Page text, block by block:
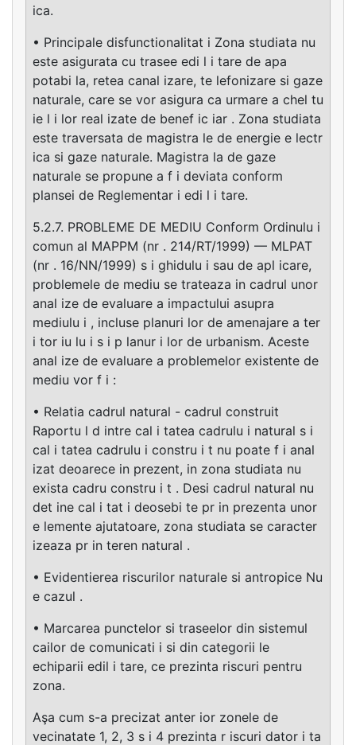
ica.
• Principale disfunctionalitat i Zona studiata nu
este asigurata cu trasee edi l i tare de apa
potabi la, retea canal izare, te lefonizare si gaze
naturale, care se vor asigura ca urmare a chel tu
ie l i lor real izate de benef ic iar . Zona studiata
este traversata de magistra le de energie e lectr
ica si gaze naturale. Magistra la de gaze
naturale se propune a f i deviata conform
plansei de Reglementar i edi l i tare.
5.2.7. PROBLEME DE MEDIU Conform Ordinulu i
comun al MAPPM (nr . 214/RT/1999) — MLPAT
(nr . 16/NN/1999) s i ghidulu i sau de apl icare,
problemele de mediu se trateaza in cadrul unor
anal ize de evaluare a impactului asupra
mediulu i , incluse planuri lor de amenajare a ter
i tor iu lu i s i p lanur i lor de urbanism. Aceste
anal ize de evaluare a problemelor existente de
mediu vor f i :
• Relatia cadrul natural - cadrul construit
Raportu l d intre cal i tatea cadrulu i natural s i
cal i tatea cadrulu i constru i t nu poate f i anal
izat deoarece in prezent, in zona studiata nu
exista cadru constru i t . Desi cadrul natural nu
det ine cal i tat i deosebi te pr in prezenta unor
e lemente ajutatoare, zona studiata se caracter
izeaza pr in teren natural .
• Evidentierea riscurilor naturale si antropice Nu
e cazul .
• Marcarea punctelor si traseelor din sistemul
cailor de comunicati i si din categorii le
echiparii edil i tare, ce prezinta riscuri pentru
zona.
Aşa cum s-a precizat anter ior zonele de
vecinatate 1, 2, 3 s i 4 prezinta r iscuri dator i ta